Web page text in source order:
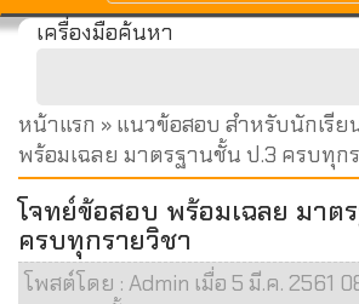
เครื่องมือค้นหา
หน้าแรก » แนวข้อสอบ สำหรับนักเรีย
พร้อมเฉลย มาตรฐานชั้น ป.3 ครบทุก
โจทย์ข้อสอบ พร้อมเฉลย มาต
ครบทุกรายวิชา
โพสต์โดย : Admin เมื่อ 5 มี.ค. 2561